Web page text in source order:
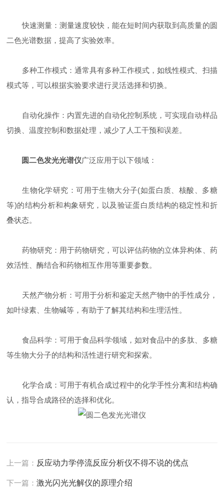
快速测量：测量速度较快，能在短时间内获取到高质量的圆
二色光谱数据，提高了实验效率。
多种工作模式：通常具有多种工作模式，如线性模式、扫描
模式等，可以根据实验要求进行灵活选择和切换。
自动化操作：内置先进的自动化控制系统，可实现自动样品
切换、温度控制和数据处理，减少了人工干预和误差。
圆二色发光光谱仪广泛应用于以下领域：
生物化学研究：可用于生物大分子(如蛋白质、核酸、多糖
等)的结构分析和构象研究，以及验证蛋白质结构的稳定性和折
叠状态。
药物研究：用于药物研究，可以评估药物的立体异构体、药
效活性、酶结合和药物相互作用等重要参数。
天然产物分析：可用于分析和鉴定天然产物中的手性成分，
如叶绿素、生物碱等，有助于了解其结构和生理活性。
食品科学：可用于食品科学领域，如对食品中的多肽、多糖
等生物大分子的结构和活性进行研究和探索。
化学合成：可用于有机合成过程中的化学手性分离和结构确
认，指导合成路径的选择和优化。
上一篇： 反应动力学停流反应分析仪不得不说的优点
下一篇：激光闪光光解仪的原理介绍